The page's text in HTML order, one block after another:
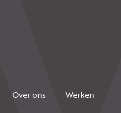
Over ons Werken